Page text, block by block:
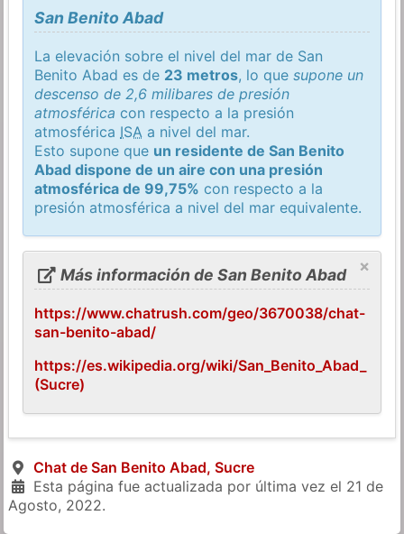
San Benito Abad
La elevación sobre el nivel del mar de San
Benito Abad es de 23 metros, lo quesupone un
descenso de 2,6 milibares de presión
atmosférica con respecto a la presión
atmosférica ISA a nivel del mar.
Esto supone que un residente de San Benito
Abad dispone de un aire con una presión
atmosférica de 99,75% con respecto a la
presión atmosférica a nivel del mar equivalente.
×
Más información de San Benito Abad
https://www.chatrush.com/geo/3670038/chat-
san-benito-abad/
https://es.wikipedia.org/wiki/San_Benito_Abad_
(Sucre)
Chat de San Benito Abad, Sucre
Esta página fue actualizada por última vez el 21 de
Agosto, 2022.